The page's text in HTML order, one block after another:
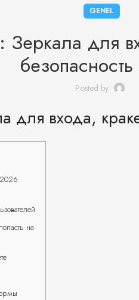
GENEL
Зеркала для
Posted by
для входа,
на